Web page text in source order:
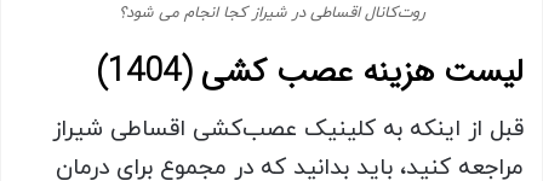
روت‌کانال اقساطی در شیراز کجا انجام می شود؟
لیست هزینه عصب کشی (1404)
قبل از اینکه به کلینیک عصب‌کشی اقساطی شیراز
مراجعه کنید، باید بدانید که در مجموع برای درمان